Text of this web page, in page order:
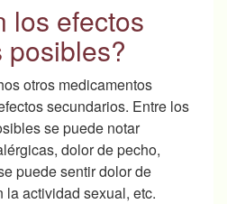
los efectos
otros medicamentos
secundarios. Entre los
se puede notar
dolor de pecho,
puede sentir dolor de
la actividad sexual, etc.